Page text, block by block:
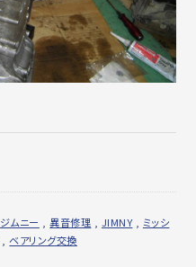
ジムニー ,異音修理 JIMNY, ミッシ
ベアリング交換